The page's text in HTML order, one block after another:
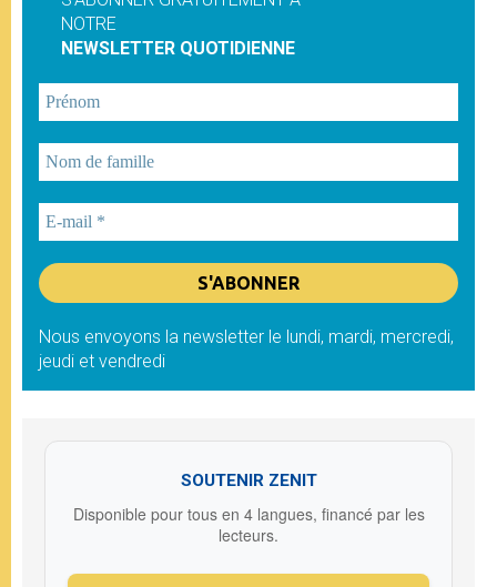
NOTRE
NEWSLETTER QUOTIDIENNE
Nous envoyons la newsletter le lundi, mardi, mercredi,
jeudi et vendredi
SOUTENIR ZENIT
Disponible pour tous en 4 langues, financé par les
lecteurs.